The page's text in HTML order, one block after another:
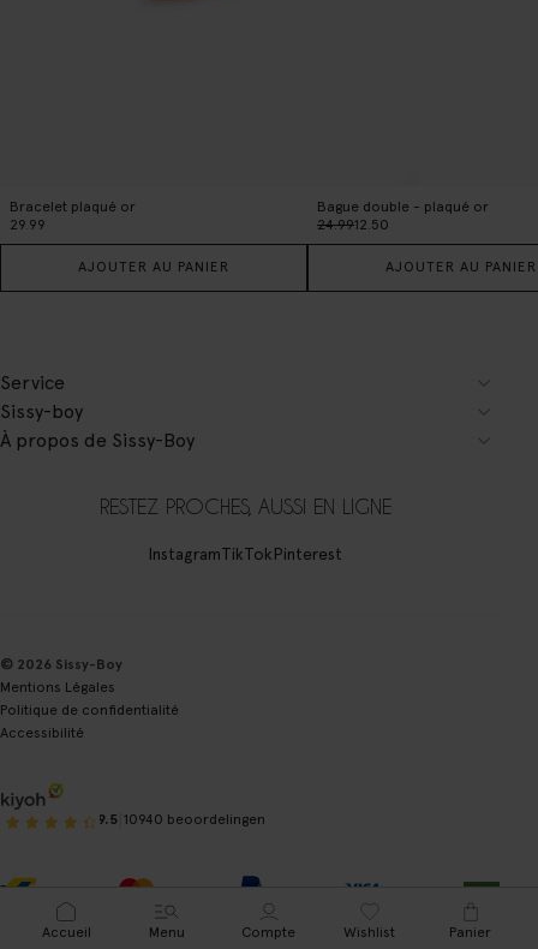
Bracelet plaqué or
29.99
AJOUTER AU PANIER
Bague double - plaqué or
24.9912.50
AJOUTER AU PANIER
Service
Sissy-boy
À propos de Sissy-Boy
RESTEZ PROCHES, AUSSI EN LIGNE
InstagramTikTokPinterest
© 2026 Sissy-Boy
Mentions Légales
Politique de confidentialité
Accessibilité
9.5 10940 beoordelingen
Accueil Menu Compte Wishlist Panier